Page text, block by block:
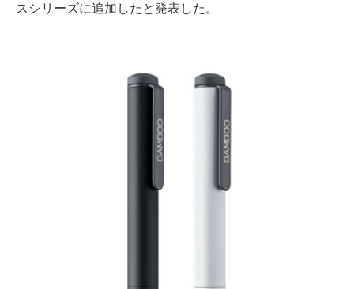
スシリーズに追加したと発表した。